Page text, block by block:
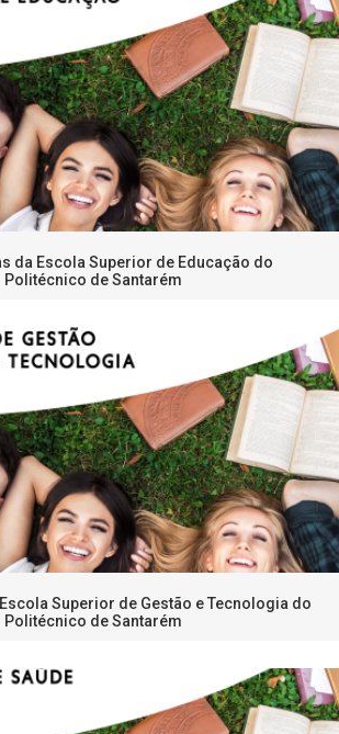
da Escola Superior de Educação do
Politécnico de Santarém
Superior de Gestão e Tecnologia do
Politécnico de Santarém